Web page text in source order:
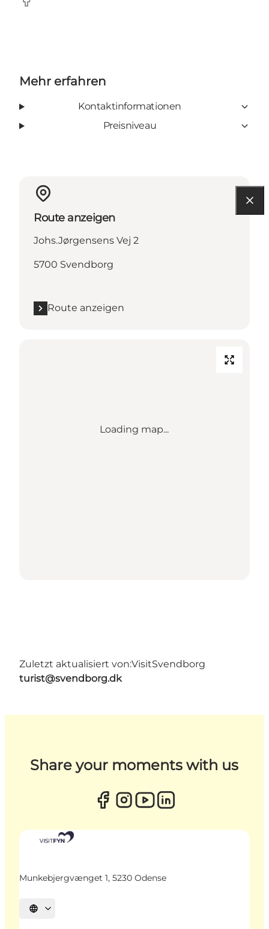
Facebook
Mehr erfahren
Kontaktinformationen
Preisniveau
Route anzeigen
Johs.Jørgensens Vej 2
5700 Svendborg
Route anzeigen
Loading map...
Zuletzt aktualisiert von:VisitSvendborg
turist@svendborg.dk
Share your moments with us
Munkebjergvænget 1, 5230 Odense
Sprache auswählen